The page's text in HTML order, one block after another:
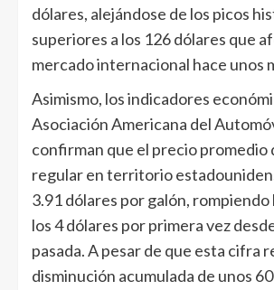
dólares, alejándose de los picos
superiores a los 126 dólares que
mercado internacional hace unos
Asimismo, los indicadores
Asociación Americana del
confirman que el precio promedio
regular en territorio
3.91 dólares por galón, rompiendo
los 4 dólares por primera vez
pasada.A pesar de que esta cifra
disminución acumulada de unos